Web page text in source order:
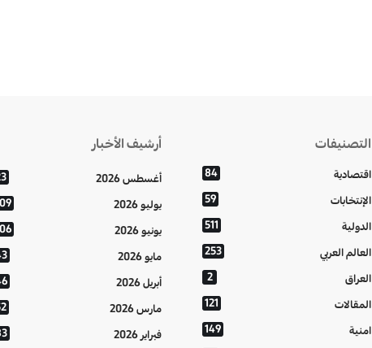
التصنيفات
اقتصادية 84
الإنتخابات 59
الدولية 511
العالم العربي 253
العراق 2
المقالات 121
امنية 149
أرشيف الأخبار
أغسطس 2026
يوليو 2026
يونيو 2026
مايو 2026
أبريل 2026
مارس 2026
فبراير 2026